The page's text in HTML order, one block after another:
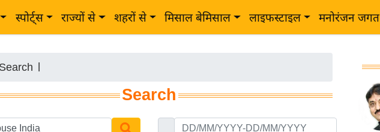
स्पोर्ट्स राज्यों से शहरों से मिसाल बेमिसाल लाइफस्टाइल मनोरंजन जगत
Search
Search